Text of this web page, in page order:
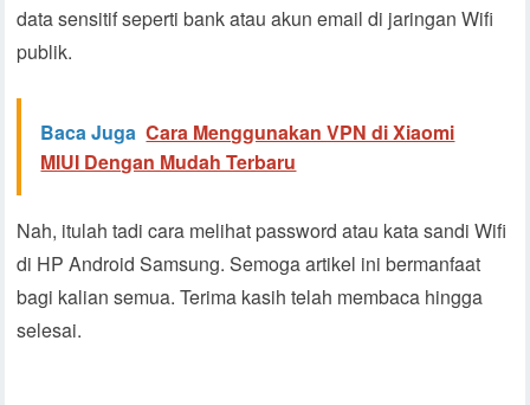
data sensitif seperti bank atau akun email di jaringan Wifi
publik.
Baca Juga Cara Menggunakan VPN di Xiaomi
MIUI Dengan Mudah Terbaru
Nah, itulah tadi cara melihat password atau kata sandi Wifi
di HP Android Samsung. Semoga artikel ini bermanfaat
bagi kalian semua. Terima kasih telah membaca hingga
selesai.